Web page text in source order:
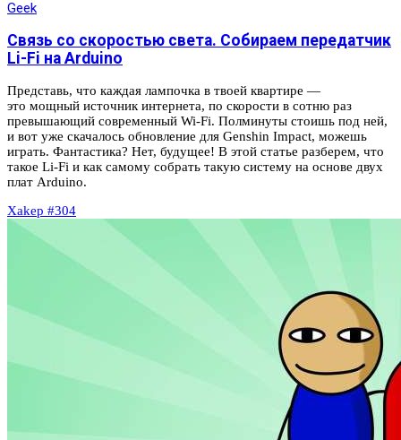
Geek
Связь со скоростью света. Собираем передатчик
Li-Fi на Arduino
Представь, что каждая лампочка в твоей квартире —
это мощный источник интернета, по скорости в сотню раз
превышающий современный Wi-Fi. Полминуты стоишь под ней,
и вот уже скачалось обновление для Genshin Impact, можешь
играть. Фантастика? Нет, будущее! В этой статье разберем, что
такое Li-Fi и как самому собрать такую систему на основе двух
плат Arduino.
Xakep #304